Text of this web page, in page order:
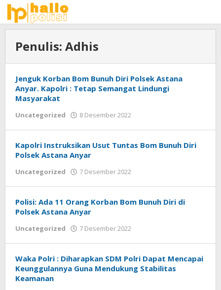
Lewati
konten
Penulis: Adhis
Jenguk Korban Bom Bunuh Diri Polsek Astana
Anyar. Kapolri : Tetap Semangat Lindungi
Masyarakat
Uncategorized 8 Desember 2022
Kapolri Instruksikan Usut Tuntas Bom Bunuh Diri
Polsek Astana Anyar
Uncategorized 7 Desember 2022
Polisi: Ada 11 Orang Korban Bom Bunuh Diri di
Polsek Astana Anyar
Uncategorized 7 Desember 2022
Waka Polri : Diharapkan SDM Polri Dapat Mencapai
Keunggulannya Guna Mendukung Stabilitas
Keamanan